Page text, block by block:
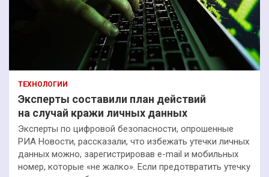
ТЕХНОЛОГИИ
Эксперты составили план действий
на случай кражи личных данных
Эксперты по цифровой безопасности, опрошенные
РИА Новости, рассказали, что избежать утечки личных
данных можно, зарегистрировав e-mail и мобильных
номер, которые «не жалко». Если предотвратить утечку